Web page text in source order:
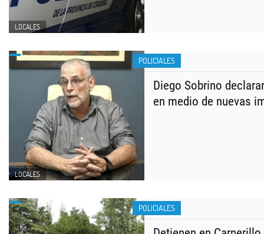
LOCALES
POLICIALES
LOCALES
Diego Sobrino
en medio de nuevas
POLICIALES